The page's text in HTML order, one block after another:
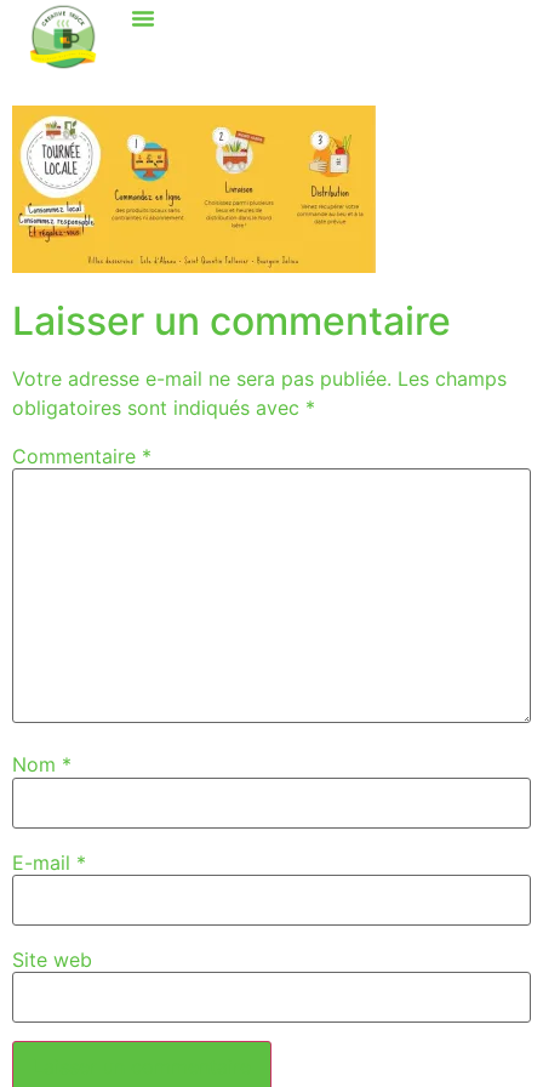
Laisser un commentaire
Votre adresse e-mail ne sera pas publiée. Les champs
obligatoires sont indiqués avec *
Commentaire *
Nom *
E-mail *
Site web